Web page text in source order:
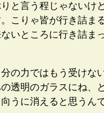
と言う程じゃないけ
こりゃ皆が行き詰ま
いところに行き詰ま
の力ではもう受けな
透明のガラスにね、
うに消えると思うん